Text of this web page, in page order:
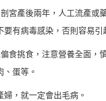
宮產後兩年，人工流產或
有病毒感染，否則容易引
食挑食，注意營養全面，
蛋等。
，就一定會出毛病。